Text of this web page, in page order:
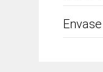
Envase